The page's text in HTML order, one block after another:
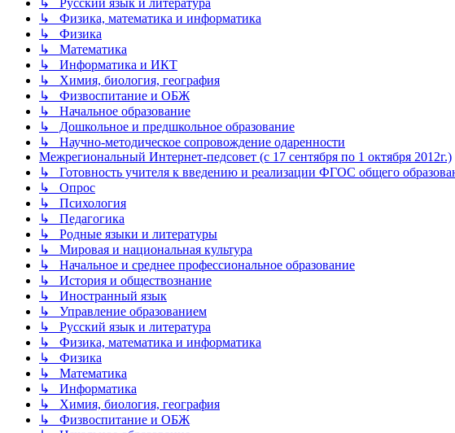
↳ Русский язык и литература
↳ Физика, математика и информатика
↳ Физика
↳ Математика
↳ Информатика и ИКТ
↳ Химия, биология, география
↳ Физвоспитание и ОБЖ
↳ Начальное образование
↳ Дошкольное и предшкольное образование
↳ Научно-методическое сопровождение одаренности
Межрегиональный Интернет-педсовет (с 17 сентября по 1 октября 2012г.)
↳ Готовность учителя к введению и реализации ФГОС общего
↳ Опрос
↳ Психология
↳ Педагогика
↳ Родные языки и литературы
↳ Мировая и национальная культура
↳ Начальное и среднее профессиональное образование
↳ История и обществознание
↳ Иностранный язык
↳ Управление образованием
↳ Русский язык и литература
↳ Физика, математика и информатика
↳ Физика
↳ Математика
↳ Информатика
↳ Химия, биология, география
↳ Физвоспитание и ОБЖ